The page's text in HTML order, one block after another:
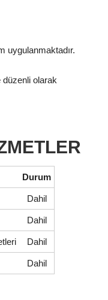
uygulanmaktadır.
düzenli olarak
Durum
Dahil
Dahil
Dahil
Dahil